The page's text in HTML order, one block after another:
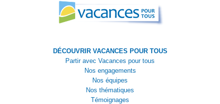
DÉCOUVRIR VACANCES POUR TOUS
Partir avec Vacances pour tous
Nos engagements
Nos équipes
Nos thématiques
Témoignages